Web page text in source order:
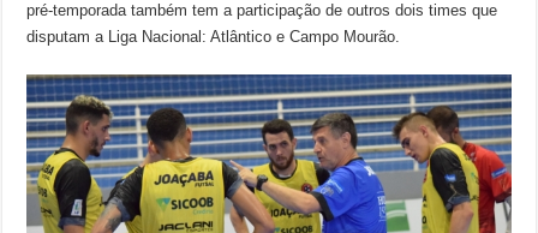
pré-temporada também tem a participação de outros dois times que
disputam a Liga Nacional: Atlântico e Campo Mourão.